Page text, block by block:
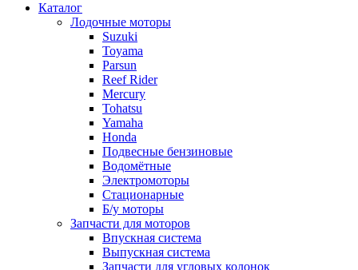
Каталог
Лодочные моторы
Suzuki
Toyama
Parsun
Reef Rider
Mercury
Tohatsu
Yamaha
Honda
Подвесные бензиновые
Водомётные
Электромоторы
Стационарные
Б/у моторы
Запчасти для моторов
Впускная система
Выпускная система
Запчасти для угловых колонок